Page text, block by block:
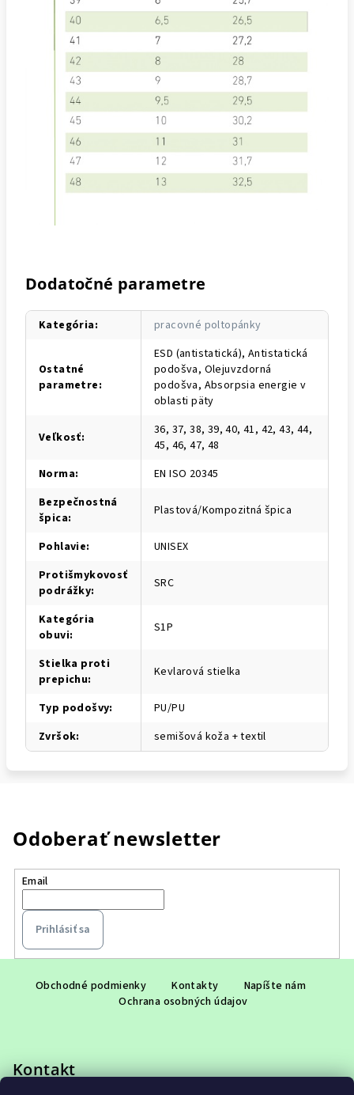
Dodatočné parametre
Kategória: pracovné poltopánky
Ostatné
parametre:
ESD (antistatická), Antistatická
podošva, Olejuvzdorná
podošva, Absorpsia energie v
oblasti päty
Veľkosť:
36, 37, 38, 39, 40, 41, 42, 43, 44,
45, 46, 47, 48
Norma:
EN ISO 20345
Bezpečnostná
špica: Plastová/Kompozitná špica
Pohlavie:
UNISEX
Protišmykovosť
podrážky: SRC
Kategória
obuvi: S1P
Stielka proti
prepichu: Kevlarová stielka
Typ podošvy:
PU/PU
Zvršok: semišová koža + textil
Odoberať newsletter
Email
Prihlásiť sa
i
Obchodné podmienky Kontakty
Napíšte nám
Ochrana osobných údajov
Kontakt